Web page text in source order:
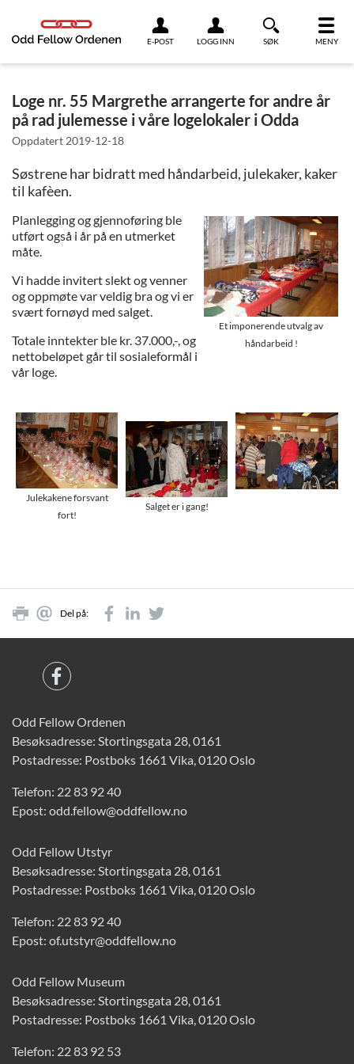
E-POST LOGG INN SØK MENY
Loge nr. 55 Margrethe arrangerte for andre år
på rad julemesse i våre logelokaler i Odda
Oppdatert 2019-12-18
Søstrene har bidratt med håndarbeid, julekaker, kaker
til kafèen.
Et imponerende utvalg av
håndarbeid !
Planlegging og gjennoføring ble
utført også i år på en utmerket
måte.
Vi hadde invitert slekt og venner
og oppmøte var veldig bra og vi er
svært fornøyd med salget.
Totale inntekter ble kr. 37.000,-, og
nettobeløpet går til sosialeformål i
vår loge.
Julekakene forsvant
fort!
Salget er i gang!
Del på:
Odd Fellow Ordenen
Besøksadresse: Stortingsgata 28, 0161
Postadresse: Postboks 1661 Vika, 0120 Oslo
Telefon: 22 83 92 40
Epost: odd.fellow@oddfellow.no
Odd Fellow Utstyr
Besøksadresse: Stortingsgata 28, 0161
Postadresse: Postboks 1661 Vika, 0120 Oslo
Telefon: 22 83 92 40
Epost: of.utstyr@oddfellow.no
Odd Fellow Museum
Besøksadresse: Stortingsgata 28, 0161
Postadresse: Postboks 1661 Vika, 0120 Oslo
Telefon: 22 83 92 53